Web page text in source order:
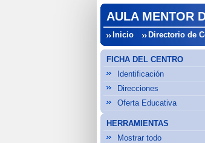
AULA MENTOR
Inicio Directorio de
FICHA DEL CENTRO
Identificación
Direcciones
Oferta Educativa
HERRAMIENTAS
Mostrar todo